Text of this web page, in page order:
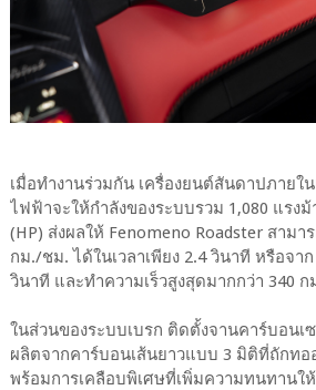
เมื่อทำงานร่วมกัน เครื่องยนต์สันดาปภายใ
ไฟฟ้าจะให้กำลังของระบบรวม 1,080 แรงม้
(HP) ส่งผลให้ Fenomeno Roadster สามา
กม./ชม. ได้ในเวลาเพียง 2.4 วินาที หรือจา
วินาที และทำความเร็วสูงสุดมากกว่า 340
ในส่วนของระบบเบรก ติดตั้งจานคาร์บอนเซ
ผลิตจากคาร์บอนเส้นยาวแบบ 3 มิติที่ถักทอ
พร้อมการเคลือบพิเศษที่เพิ่มความทนทานใ